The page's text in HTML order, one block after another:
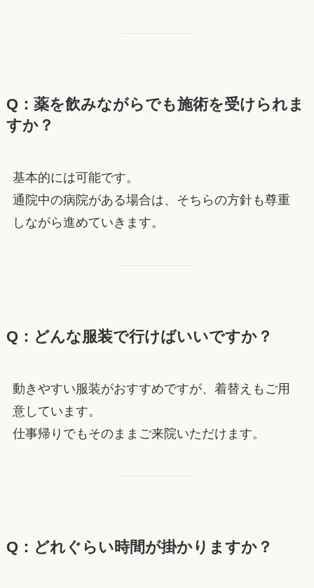
Q：薬を飲みながらでも施術を受けられま
すか？
基本的には可能です。
通院中の病院がある場合は、そちらの方針も尊重
しながら進めていきます。
Q：どんな服装で行けばいいですか？
動きやすい服装がおすすめですが、着替えもご用
意しています。
仕事帰りでもそのままご来院いただけます。
Q：どれぐらい時間が掛かりますか？